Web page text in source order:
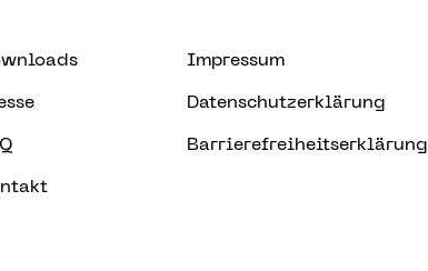
Impressum
Datenschutzerklärung
Barrierefreiheitserklärung